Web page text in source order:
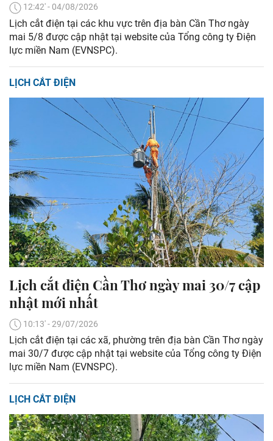
12:42' - 04/08/2026
Lịch cắt điện tại các khu vực trên địa bàn Cần Thơ ngày
mai 5/8 được cập nhật tại website của Tổng công ty Điện
lực miền Nam (EVNSPC).
LỊCH CẮT ĐIỆN
Lịch cắt điện Cần Thơ ngày mai 30/7 cập
nhật mới nhất
10:13' - 29/07/2026
Lịch cắt điện tại các xã, phường trên địa bàn Cần Thơ ngày
mai 30/7 được cập nhật tại website của Tổng công ty Điện
lực miền Nam (EVNSPC).
LỊCH CẮT ĐIỆN